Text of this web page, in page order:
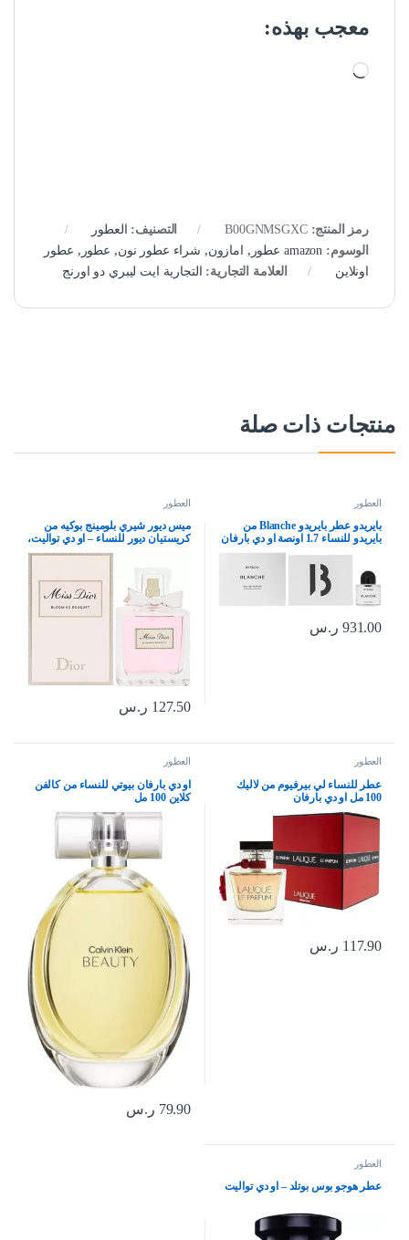
معجب بهذه:
جاري التحميل…
رمز المنتج:B00GNMSGXC التصنيف: العطور
الوسوم: amazon عطور , امازون, شراء عطور نون, عطور , عطور
اونلاين
العلامة التجارية: التجارية ايت ليبري دو اورنج
منتجات ذات صلة
العطور
بايريدو عطر بايريدو Blanche من
بايريدو للنساء 1.7 اونصة او دي بارفان
931.00 ر.س
العطور
ميس ديور شيري بلومينج بوكيه من
كريستيان ديور للنساء – او دي تواليت،
127.50 ر.س
العطور
عطر للنساء لي بيرفيوم من لاليك
100 مل او دي بارفان
117.90 ر.س
العطور
او دي بارفان بيوتي للنساء من كالفن
كلاين 100 مل
79.90 ر.س
العطور
عطر هوجو بوس بوتلد – او دي تواليت